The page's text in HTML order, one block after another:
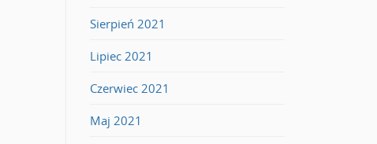
Sierpień 2021
Lipiec 2021
Czerwiec 2021
Maj 2021